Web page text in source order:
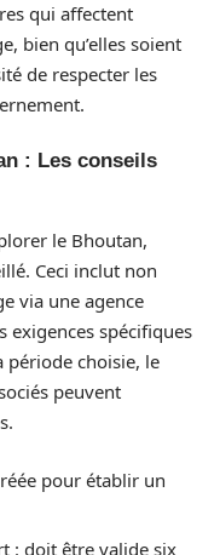
qui affectent
bien qu’elles soient
de respecter les
: Les conseils
le Bhoutan,
Ceci inclut non
via une agence
exigences spécifiques
période choisie, le
peuvent
pour établir un
: doit être valide six